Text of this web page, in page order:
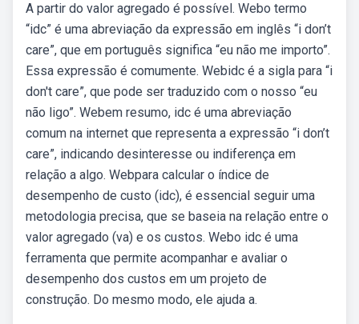
A partir do valor agregado é possível. Webo termo
“idc” é uma abreviação da expressão em inglês “i don’t
care”, que em português significa “eu não me importo”.
Essa expressão é comumente. Webidc é a sigla para “i
don't care”, que pode ser traduzido com o nosso “eu
não ligo”. Webem resumo, idc é uma abreviação
comum na internet que representa a expressão “i don’t
care”, indicando desinteresse ou indiferença em
relação a algo. Webpara calcular o índice de
desempenho de custo (idc), é essencial seguir uma
metodologia precisa, que se baseia na relação entre o
valor agregado (va) e os custos. Webo idc é uma
ferramenta que permite acompanhar e avaliar o
desempenho dos custos em um projeto de
construção. Do mesmo modo, ele ajuda a.